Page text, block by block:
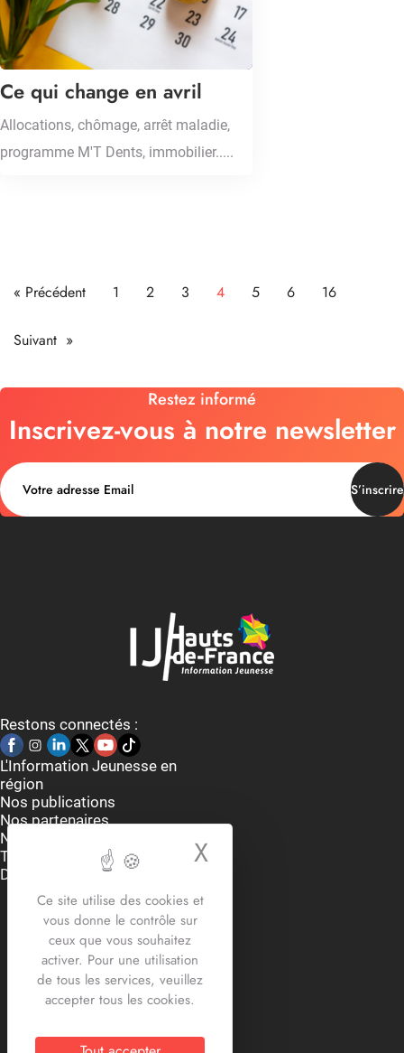
Ce site utilise des cookies et
vous donne le contrôle sur
ceux que vous souhaitez
activer. Pour une utilisation
de tous les services, veuillez
accepter tous les cookies.
X
Ce qui change en avril
Allocations, chômage, arrêt maladie,
programme M'T Dents, immobilier.....
« Précédent 1 2 3 4 5 6 16
Suivant »
Restez informé
Inscrivez-vous à notre newsletter
S’inscrire
Restons connectés :
L'Information Jeunesse en
région
Nos publications
Nos partenaires
Nous contacter
Thématiques
Dispositifs et aides
Accueil du lundi au vendredi
9h-12h30 / 13h30 -17h30
2 rue Edouard Delesalle
59800 Lille
03.20.12.87.30
contact@crij-hdf.fr